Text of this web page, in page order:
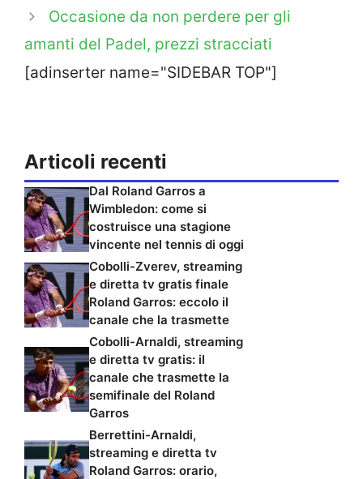
Occasione da non perdere per gli
amanti del Padel, prezzi stracciati
[adinserter name="SIDEBAR TOP"]
Articoli recenti
Dal Roland Garros a
Wimbledon: come si
costruisce una stagione
vincente nel tennis di oggi
Cobolli-Zverev, streaming
e diretta tv gratis finale
Roland Garros: eccolo il
canale che la trasmette
Cobolli-Arnaldi, streaming
e diretta tv gratis: il
canale che trasmette la
semifinale del Roland
Garros
Berrettini-Arnaldi,
streaming e diretta tv
Roland Garros: orario,